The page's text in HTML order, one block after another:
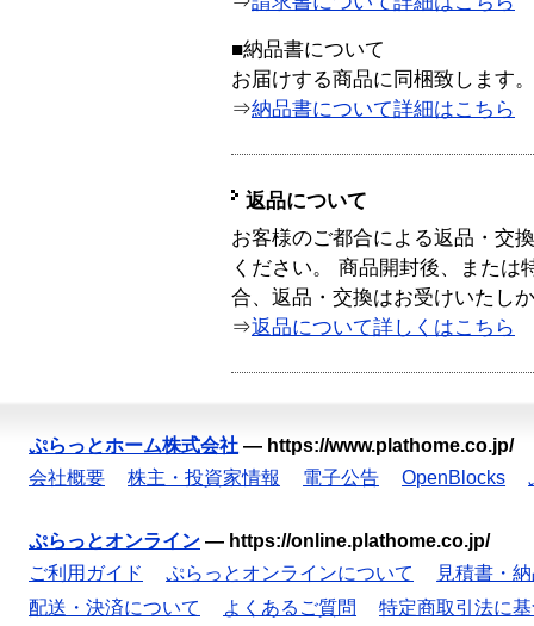
■納品書について
お届けする商品に同梱致します。
⇒納品書について詳細はこちら
返品について
お客様のご都合による返品・交
ください。 商品開封後、または
合、返品・交換はお受けいたし
⇒返品について詳しくはこちら
ぷらっとホーム株式会社 — https://www.plathome.co.jp/
会社概要
株主・投資家情報 電子公告 OpenBlocks
ぷらっとオンライン — https://online.plathome.co.jp/
ご利用ガイド
ぷらっとオンラインについて
見積書・
配送・決済について
よくあるご質問
特定商取引法に